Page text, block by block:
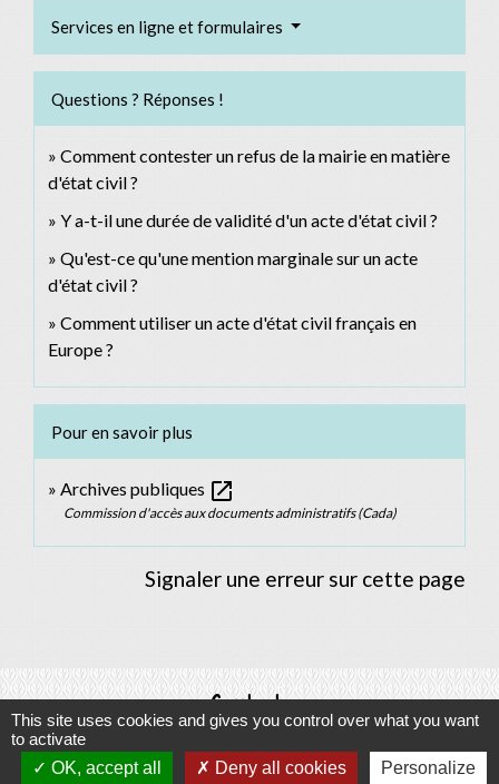
Services en ligne et formulaires
Questions ? Réponses !
Comment contester un refus de la mairie en matière
d'état civil ?
Y a-t-il une durée de validité d'un acte d'état civil ?
Qu'est-ce qu'une mention marginale sur un acte
d'état civil ?
Comment utiliser un acte d'état civil français en
Europe ?
Pour en savoir plus
Archives publiques open_in_new
Commission d'accès aux documents administratifs (Cada)
Signaler une erreur sur cette page
Contacts
Commune d'Allan
Place du Champ-de-Mars
This site uses cookies and gives you control over what you want
to activate
OK, accept all
Deny all cookies Personalize